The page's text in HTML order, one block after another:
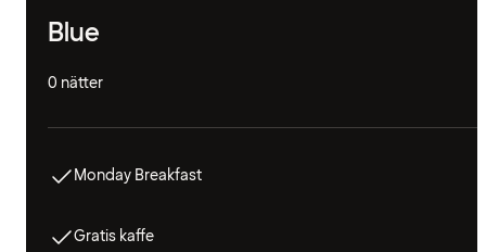
Blue
0 nätter
Monday Breakfast
Gratis kaffe